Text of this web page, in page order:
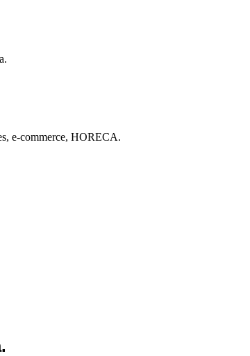
e-commerce, HORECA.